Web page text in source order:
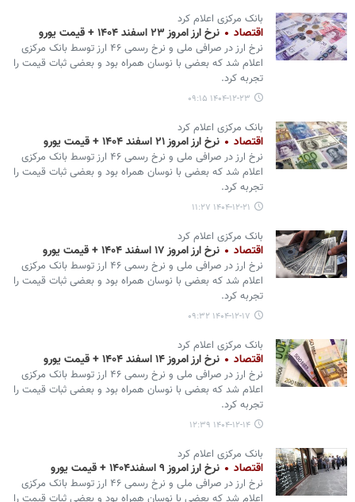
بانک مرکزی اعلام کرد
اقتصاد نرخ ارز امروز ۲۳ اسفند ۱۴۰۴ + قیمت یورو
نرخ ارز در صرافی ملی و نرخ رسمی ۴۶ ارز توسط بانک مرکزی
اعلام شد که بعضی با نوسان همراه بود و بعضی ثبات قیمت را
تجربه کرد.
۱۴۰۴-۱۲-۲۳ ۰۹:۱۵
بانک مرکزی اعلام کرد
اقتصاد نرخ ارز امروز ۲۱ اسفند ۱۴۰۴ + قیمت یورو
نرخ ارز در صرافی ملی و نرخ رسمی ۴۶ ارز توسط بانک مرکزی
اعلام شد که بعضی با نوسان همراه بود و بعضی ثبات قیمت را
تجربه کرد.
۱۴۰۴-۱۲-۲۱ ۱۱:۲۷
بانک مرکزی اعلام کرد
اقتصاد نرخ ارز امروز ۱۷ اسفند ۱۴۰۴ + قیمت یورو
نرخ ارز در صرافی ملی و نرخ رسمی ۴۶ ارز توسط بانک مرکزی
اعلام شد که بعضی با نوسان همراه بود و بعضی ثبات قیمت را
تجربه کرد.
۱۴۰۴-۱۲-۱۷ ۰۹:۳۲
بانک مرکزی اعلام کرد
اقتصاد نرخ ارز امروز ۱۴ اسفند ۱۴۰۴ + قیمت یورو
نرخ ارز در صرافی ملی و نرخ رسمی ۴۶ ارز توسط بانک مرکزی
اعلام شد که بعضی با نوسان همراه بود و بعضی ثبات قیمت را
تجربه کرد.
۱۴۰۴-۱۲-۱۴ ۱۲:۳۹
بانک مرکزی اعلام کرد
اقتصاد نرخ ارز امروز ۹ اسفند۱۴۰۴ + قیمت یورو
نرخ ارز در صرافی ملی و نرخ رسمی ۴۶ ارز توسط بانک مرکزی
اعلام شد که بعضی با نوسان همراه بود و بعضی ثبات قیمت را